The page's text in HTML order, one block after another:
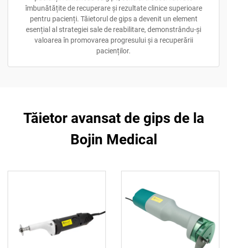
îmbunătățite de recuperare și rezultate clinice superioare
pentru pacienți. Tăietorul de gips a devenit un element
esențial al strategiei sale de reabilitare, demonstrându-și
valoarea în promovarea progresului și a recuperării
pacienților.
Tăietor avansat de gips de la
Bojin Medical